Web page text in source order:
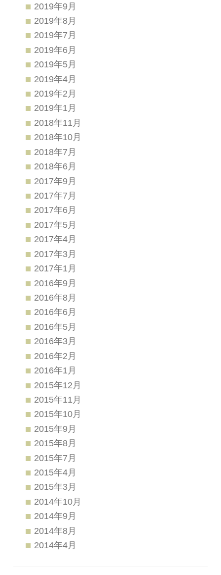
2019年9月
2019年8月
2019年7月
2019年6月
2019年5月
2019年4月
2019年2月
2019年1月
2018年11月
2018年10月
2018年7月
2018年6月
2017年9月
2017年7月
2017年6月
2017年5月
2017年4月
2017年3月
2017年1月
2016年9月
2016年8月
2016年6月
2016年5月
2016年3月
2016年2月
2016年1月
2015年12月
2015年11月
2015年10月
2015年9月
2015年8月
2015年7月
2015年4月
2015年3月
2014年10月
2014年9月
2014年8月
2014年4月